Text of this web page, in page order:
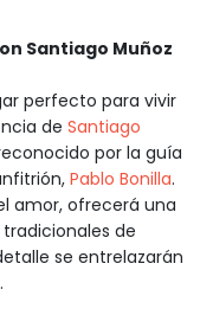
Santiago Muñoz
perfecto para vivir
de Santiago
por la guía
Pablo Bonilla.
amor, ofrecerá una
de
se entrelazarán
.